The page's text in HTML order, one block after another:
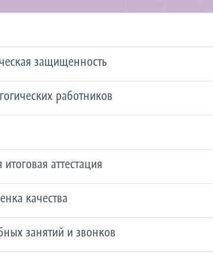
защищенность
работников
аттестация
качества
занятий и звонков